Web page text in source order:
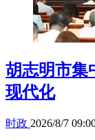
胡志明市集
现代化
时政 2026/8/7